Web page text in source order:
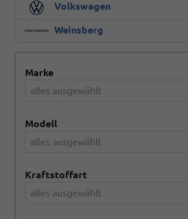
Volkswagen
Weinsberg
Marke
alles ausgewählt
Modell
alles ausgewählt
Kraftstoffart
alles ausgewählt